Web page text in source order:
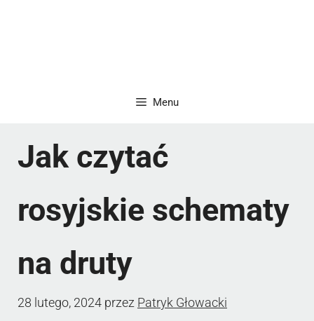
Menu
Jak czytać
rosyjskie schematy
na druty
28 lutego, 2024 przez Patryk Głowacki